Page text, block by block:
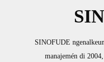
SINOFUDE
manajemén di